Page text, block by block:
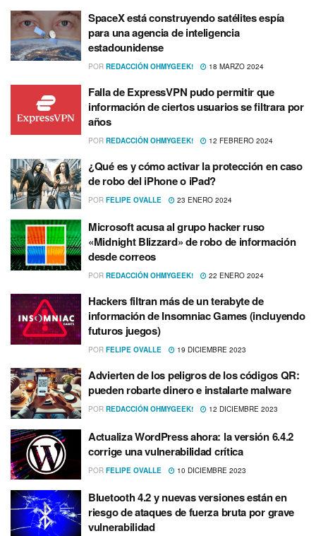
SpaceX está construyendo satélites espía
para una agencia de inteligencia
estadounidense
POR REDACCIÓN OHMYGEEK! 18 MARZO 2024
Falla de ExpressVPN pudo permitir que
información de ciertos usuarios se filtrara por
años
POR REDACCIÓN OHMYGEEK! 12 FEBRERO 2024
¿Qué es y cómo activar la protección en caso
de robo del iPhone o iPad?
POR FELIPE OVALLE 23 ENERO 2024
Microsoft acusa al grupo hacker ruso
«Midnight Blizzard» de robo de información
desde correos
POR REDACCIÓN OHMYGEEK! 22 ENERO 2024
Hackers filtran más de un terabyte de
información de Insomniac Games (incluyendo
futuros juegos)
POR FELIPE OVALLE 19 DICIEMBRE 2023
Advierten de los peligros de los códigos QR:
pueden robarte dinero e instalarte malware
POR REDACCIÓN OHMYGEEK! 12 DICIEMBRE 2023
Actualiza WordPress ahora: la versión 6.4.2
corrige una vulnerabilidad crítica
POR FELIPE OVALLE 10 DICIEMBRE 2023
Bluetooth 4.2 y nuevas versiones están en
riesgo de ataques de fuerza bruta por grave
vulnerabilidad